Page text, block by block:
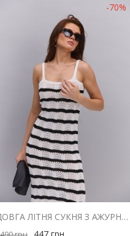
-70%
ДОВГА ЛІТНЯ СУКНЯ З АЖУРНОЇ В`ЯЗКИ СВІТЛО-МОЛОЧНА В ЧОРНУ СМУЖКУ